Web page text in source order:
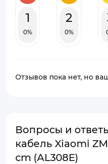
1
0%
2
0%
Отзывов пока нет, но
Вопросы и
кабель Xiaomi
cm (AL308E)